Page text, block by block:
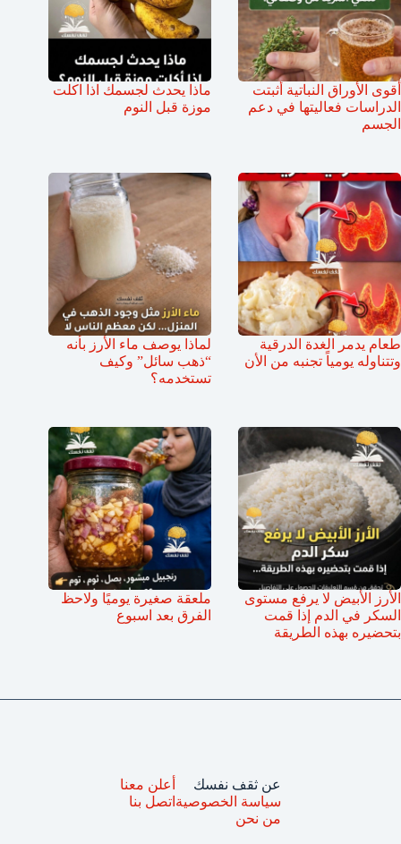
أقوى الأوراق النباتية أثبتت
الدراسات فعاليتها في دعم
الجسم
ماذا يحدث لجسمك اذا اكلت
موزة قبل النوم
طعام يدمر الغدة الدرقية
وتتناوله يومياً تجنبه من الأن
لماذا يوصف ماء الأرز بأنه
“ذهب سائل” وكيف
تستخدمه؟
الأرز الأبيض لا يرفع مستوى
السكر في الدم إذا قمت
بتحضيره بهذه الطريقة
ملعقة صغيرة يوميًا ولاحظ
الفرق بعد اسبوع
عن ثقف نفسك
سياسة الخصوصية
من نحن
أعلن معنا
اتصل بنا